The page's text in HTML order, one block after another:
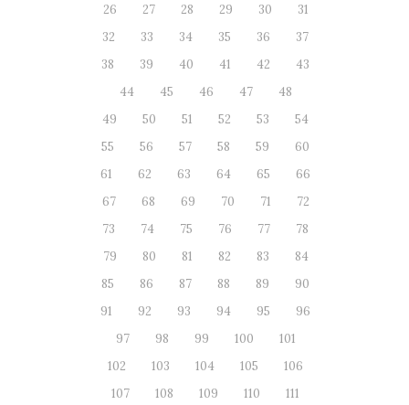
26
27 28 29 30
31
32
33 34 35 36
37
38
39 40 41 42
43
44
45 46 47
48
49
50 51 52 53
54
55
56 57 58 59
60
61
62 63 64 65
66
67
68 69 70 71
72
73
74 75 76 77
78
79
80 81 82 83
84
85
86 87 88 89
90
91
92 93 94 95
96
97
98 99 100
101
102
103 104 105
106
107
108 109 110
111